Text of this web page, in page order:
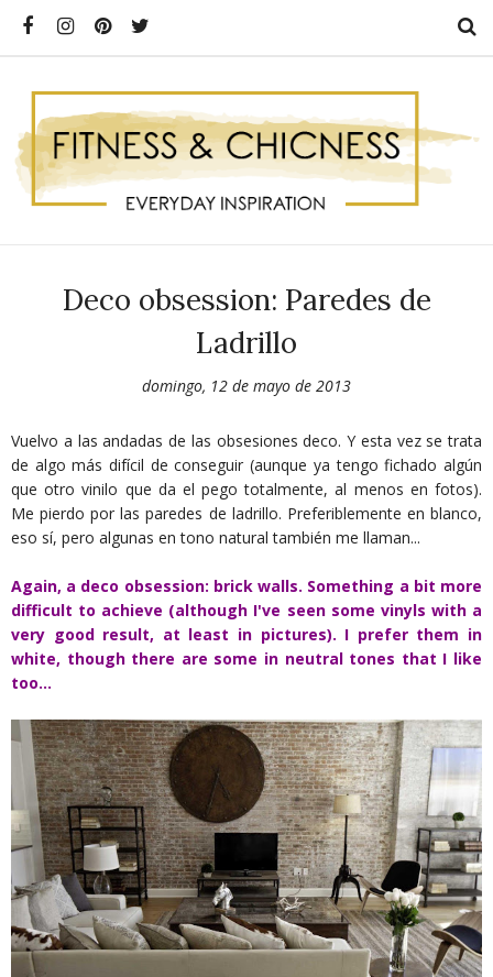
Deco obsession: Paredes de
Ladrillo
domingo, 12 de mayo de 2013
Vuelvo a las andadas de las obsesiones deco. Y esta vez se trata
de algo más difícil de conseguir (aunque ya tengo fichado algún
que otro vinilo que da el pego totalmente, al menos en fotos).
Me pierdo por las paredes de ladrillo. Preferiblemente en blanco,
eso sí, pero algunas en tono natural también me llaman...
Again, a deco obsession: brick walls. Something a bit more
difficult to achieve (although I've seen some vinyls with a
very good result, at least in pictures). I prefer them in
white, though there are some in neutral tones that I like
too...